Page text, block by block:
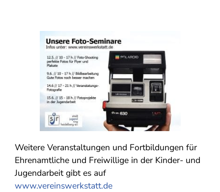
Weitere Veranstaltungen und Fortbildungen für
Ehrenamtliche und Freiwillige in der Kinder- und
Jugendarbeit gibt es auf
www.vereinswerkstatt.de